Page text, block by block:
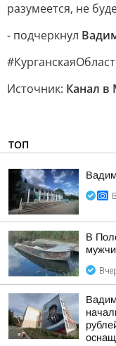
разумеется, не
- подчеркнул
Источник: Канал в
ТОП
В